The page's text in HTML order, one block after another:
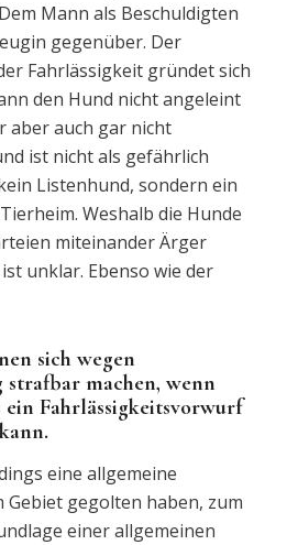
Mann als Beschuldigten
gegenüber. Der
Fahrlässigkeit gründet sich
den Hund nicht angeleint
aber auch gar nicht
ist nicht als gefährlich
Listenhund, sondern ein
Weshalb die Hunde
miteinander Ärger
unklar. Ebenso wie der
sich wegen
machen, wenn
Fahrlässigkeitsvorwurf
eine allgemeine
Gebiet gegolten haben, zum
einer allgemeinen